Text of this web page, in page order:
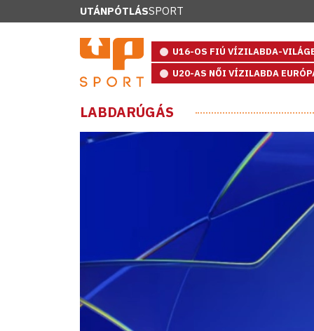
UTÁNPÓTLÁSSPORT
U16-OS FIÚ VÍZILABDA-
U20-AS NŐI VÍZILABDA
LABDARÚGÁS